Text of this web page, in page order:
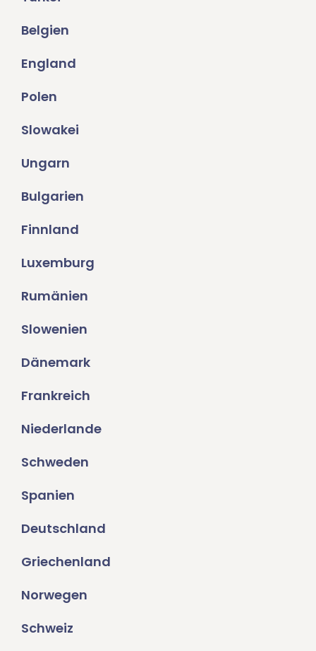
Belgien
England
Polen
Slowakei
Ungarn
Bulgarien
Finnland
Luxemburg
Rumänien
Slowenien
Dänemark
Frankreich
Niederlande
Schweden
Spanien
Deutschland
Griechenland
Norwegen
Schweiz